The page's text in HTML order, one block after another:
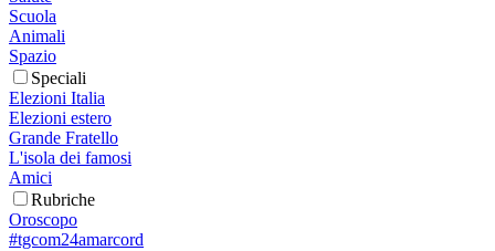
Scuola
Animali
Spazio
Speciali
Elezioni Italia
Elezioni estero
Grande Fratello
L'isola dei famosi
Amici
Rubriche
Oroscopo
#tgcom24amarcord